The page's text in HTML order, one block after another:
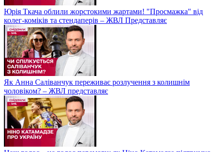
Юрія Ткача облили жорстокими жартами! "Просмажка" від
колег-коміків та стендаперів – ЖВЛ Представляє
Як Анна Саліванчук переживає розлучення з колишнім
чоловіком? – ЖВЛ представляє